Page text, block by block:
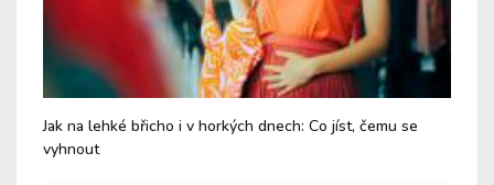
Jak na lehké břicho i v horkých dnech: Co jíst, čemu se
vyhnout